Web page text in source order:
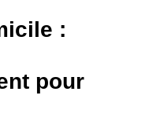
:
pour